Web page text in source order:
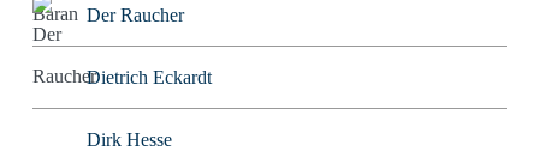
Der Raucher
Dietrich Eckardt
Dirk Hesse